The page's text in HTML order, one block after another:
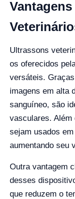
Ultrassons
os oferecidos
versáteis.
imagens em alta
sanguíneo, são
vasculares. Além
sejam usados
aumentando seu
Outra vantagem
desses
que reduzem o